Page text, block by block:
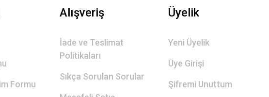
Formu
Alışveriş
İade ve Teslimat
Politikaları
Sıkça Sorulan Sorular
Üyelik
Yeni Üyelik
Üye Girişi
Şifremi Unuttum